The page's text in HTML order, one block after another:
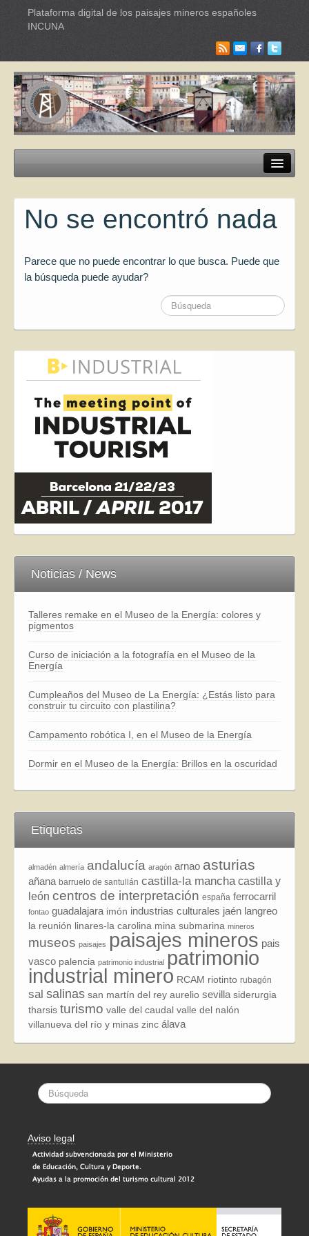
Plataforma digital de los paisajes mineros españoles
INCUNA
Itinerarios Turísticos
Red Internacional de Paisajes
No se encontró nada
Parece que no puede encontrar lo que busca. Puede que
la búsqueda puede ayudar?
Noticias / News
Talleres remake en el Museo de la Energía: colores y
pigmentos
Curso de iniciación a la fotografía en el Museo de la
Energía
Cumpleaños del Museo de La Energía: ¿Estás listo para
construir tu circuito con plastilina?
Campamento robótica I, en el Museo de la Energía
Dormir en el Museo de la Energía: Brillos en la oscuridad
Etiquetas
almadén almería andalucía aragón arnao asturias
añana barruelo de santullán castilla-la mancha castilla y
león centros de interpretación españa ferrocarril
fontao guadalajara imón industrias culturales jaén langreo
la reunión linares-la carolina mina submarina mineros
museos paisajes paisajes mineros pais
vasco palencia patrimonio industrial patrimonio
industrial minero RCAM riotinto rubagón
sal salinas san martín del rey aurelio sevilla siderurgia
tharsis turismo valle del caudal valle del nalón
villanueva del río y minas zinc álava
Aviso legal